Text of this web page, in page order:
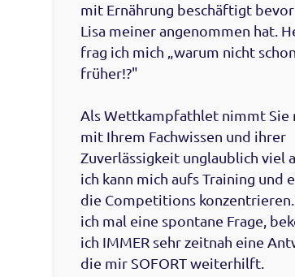
mit Ernährung beschäftigt bevor
Lisa meiner angenommen hat.
frag ich mich „warum nicht schon
früher!?"
Als Wettkampfathlet nimmt Sie
mit Ihrem Fachwissen und ihrer
Zuverlässigkeit unglaublich viel
ich kann mich aufs Training und
die Competitions
ich mal eine spontane Frage,
ich IMMER sehr zeitnah eine
die mir SOFORT weiterhilft.